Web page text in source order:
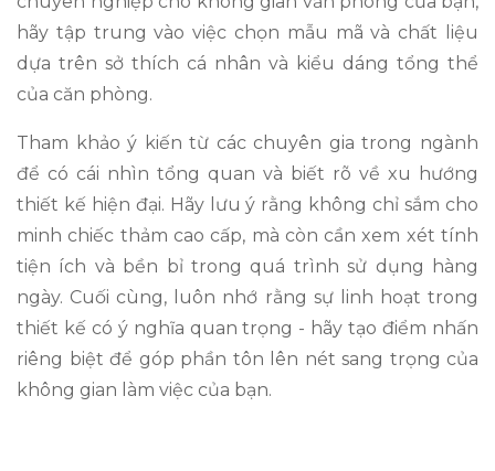
hãy tập trung vào việc chọn mẫu mã và chất liệu
dựa trên sở thích cá nhân và kiểu dáng tổng thể
của căn phòng.
Tham khảo ý kiến từ các chuyên gia trong ngành
để có cái nhìn tổng quan và biết rõ về xu hướng
thiết kế hiện đại. Hãy lưu ý rằng không chỉ sắm cho
minh chiếc thảm cao cấp, mà còn cần xem xét tính
tiện ích và bền bỉ trong quá trình sử dụng hàng
ngày. Cuối cùng, luôn nhớ rằng sự linh hoạt trong
thiết kế có ý nghĩa quan trọng - hãy tạo điểm nhấn
riêng biệt để góp phần tôn lên nét sang trọng của
không gian làm việc của bạn.